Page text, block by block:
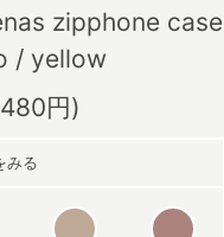
zipphone case
/ yellow
円)
みる